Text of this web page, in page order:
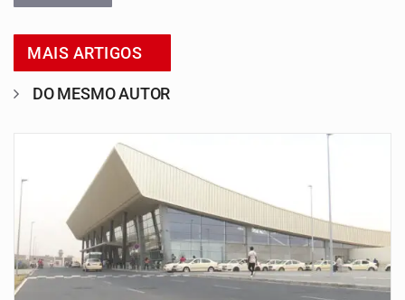
MAIS ARTIGOS
DO MESMO AUTOR